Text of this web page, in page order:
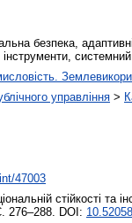
безпека,
управління >
47003
стійкості та
276–288. DOI: